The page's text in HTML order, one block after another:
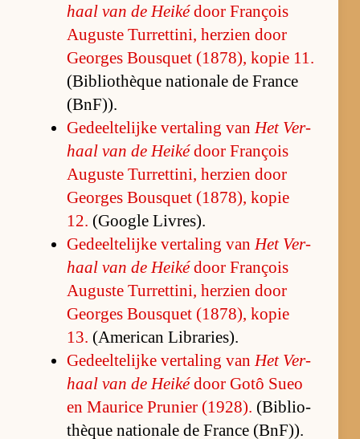
haal van de Heikédoor François
Au­guste Tur­ret­ti­ni, her­zien door
Ge­or­ges Bousquet (1878), ko­pie 11.
(Bi­bli­o­thèque na­ti­o­nale de France
(Bn­F)).
Ge­deel­te­lijke ver­ta­ling van Het Ver­
haal van de Heikédoor François
Au­guste Tur­ret­ti­ni, her­zien door
Ge­or­ges Bousquet (1878), ko­pie
12. (Google Li­vres).
Ge­deel­te­lijke ver­ta­ling van Het Ver­
haal van de Heikédoor François
Au­guste Tur­ret­ti­ni, her­zien door
Ge­or­ges Bousquet (1878), ko­pie
13. (A­me­ri­can Li­bra­ries).
Ge­deel­te­lijke ver­ta­ling van Het Ver­
haal van de Heikédoor Gotô Sueo
en Maurice Pr­unier (1928). (Bi­bli­o­
thèque na­ti­o­nale de France (Bn­F)).